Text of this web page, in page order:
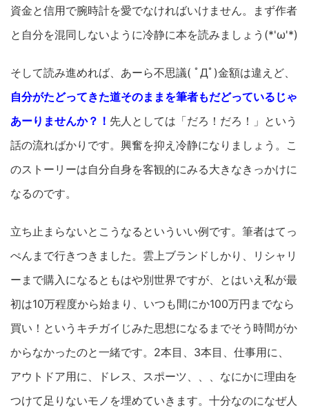
資金と信用で腕時計を愛でなければいけません。まず作者
と自分を混同しないように冷静に本を読みましょう(*'ω'*)
そして読み進めれば、あーら不思議( ﾟДﾟ)金額は違えど、
自分がたどってきた道そのままを筆者もだどっているじゃ
あーりませんか？！ 先人としては「だろ！だろ！」という
話の流ればかりです。興奮を抑え冷静になりましょう。こ
のストーリーは自分自身を客観的にみる大きなきっかけに
なるのです。
立ち止まらないとこうなるといういい例です。筆者はてっ
ぺんまで行きつきました。雲上ブランドしかり、リシャリ
ーまで購入になるともはや別世界ですが、とはいえ私が最
初は10万程度から始まり、いつも間にか100万円までなら
買い！というキチガイじみた思想になるまでそう時間がか
からなかったのと一緒です。2本目、3本目、仕事用に、
アウトドア用に、ドレス、スポーツ、、、なにかに理由を
つけて足りないモノを埋めていきます。十分なのになぜ人